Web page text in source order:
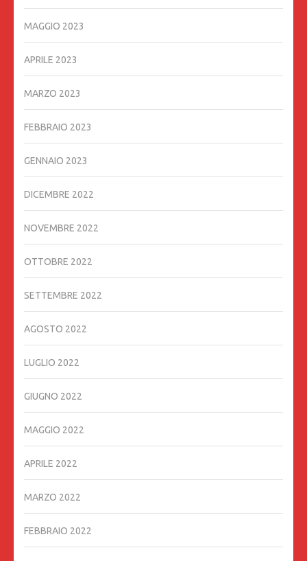
MAGGIO 2023
APRILE 2023
MARZO 2023
FEBBRAIO 2023
GENNAIO 2023
DICEMBRE 2022
NOVEMBRE 2022
OTTOBRE 2022
SETTEMBRE 2022
AGOSTO 2022
LUGLIO 2022
GIUGNO 2022
MAGGIO 2022
APRILE 2022
MARZO 2022
FEBBRAIO 2022